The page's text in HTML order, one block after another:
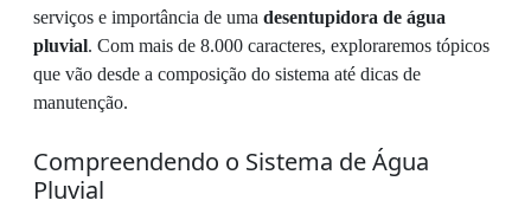
serviços e importância de uma desentupidora de água
pluvial. Com mais de 8.000 caracteres, exploraremos tópicos
que vão desde a composição do sistema até dicas de
manutenção.
Compreendendo o Sistema de Água
Pluvial